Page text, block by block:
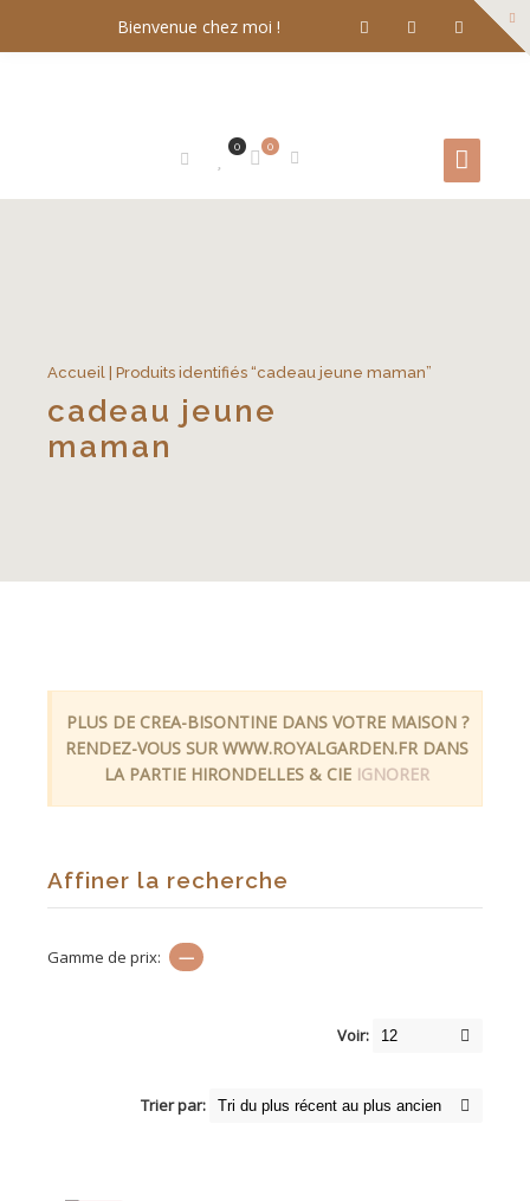
Bienvenue chez moi !
0
0
Accueil | Produits identifiés “cadeau jeune maman”
cadeau jeune
maman
PLUS DE CREA-BISONTINE DANS VOTRE MAISON ?
RENDEZ-VOUS SUR WWW.ROYALGARDEN.FR DANS
LA PARTIE HIRONDELLES & CIE IGNORER
Affiner la recherche
Gamme de prix: —
Voir:
Trier par: